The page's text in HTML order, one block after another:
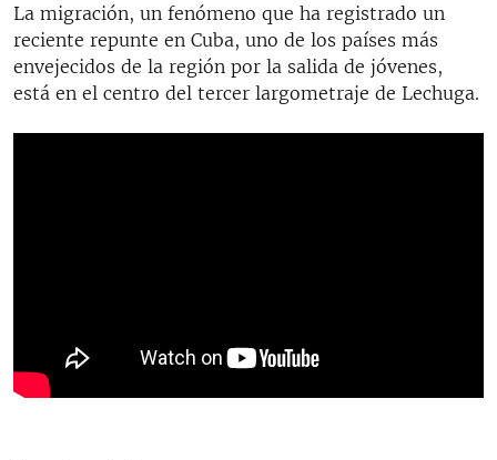
La migración, un fenómeno que ha registrado un
reciente repunte en Cuba, uno de los países más
envejecidos de la región por la salida de jóvenes,
está en el centro del tercer largometraje de Lechuga.